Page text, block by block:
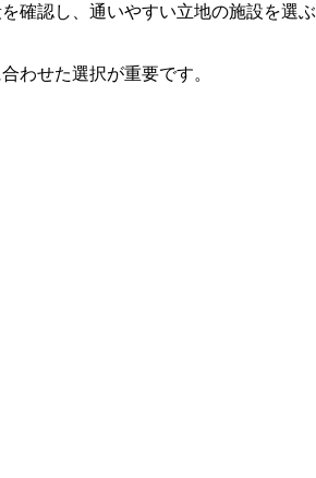
確認し、通いやすい立地の施設を選ぶ
わせた選択が重要です。